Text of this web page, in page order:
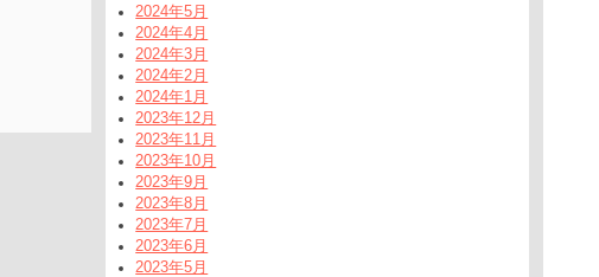
2024年5月
2024年4月
2024年3月
2024年2月
2024年1月
2023年12月
2023年11月
2023年10月
2023年9月
2023年8月
2023年7月
2023年6月
2023年5月